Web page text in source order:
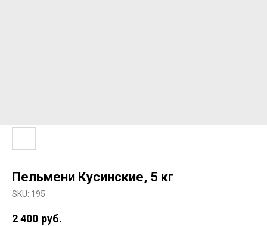
Пельмени Кусинские, 5 кг
SKU: 195
2 400 руб.